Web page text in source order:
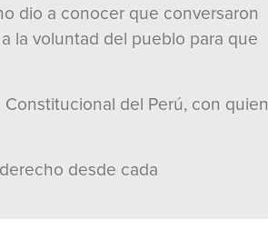
dio a conocer que conversaron
la voluntad del pueblo para que
del Perú, con quien
desde cada